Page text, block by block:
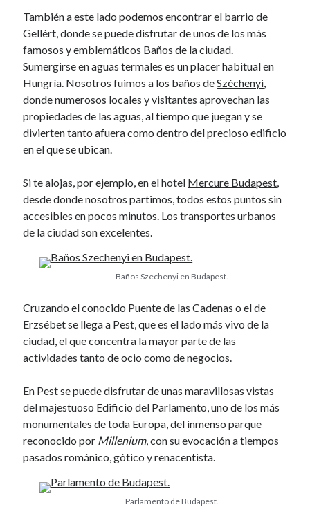
November 2015
October 2015
September 2015
May 2015
December 2014
June 2014
March 2014
February 2014
January 2014
November 2013
October 2013
September 2013
August 2013
July 2013
June 2013
April 2013
March 2013
February 2013
January 2013
November 2012
October 2012
September 2012
August 2012
July 2012
May 2012
También a este lado podemos encontrar el barrio de
Gellért, donde se puede disfrutar de unos de los más
famosos y emblemáticos Baños de la ciudad.
Sumergirse en aguas termales es un placer habitual en
Hungría. Nosotros fuimos a los baños deSzéchenyi,
donde numerosos locales y visitantes aprovechan las
propiedades de las aguas, al tiempo que juegan y se
divierten tanto afuera como dentro del precioso edificio
en el que se ubican.
Si te alojas, por ejemplo, en el hotel Mercure Budapest,
desde donde nosotros partimos, todos estos puntos sin
accesibles en pocos minutos. Los transportes urbanos
de la ciudad son excelentes.
Baños Szechenyi en Budapest.
Cruzando el conocido Puente de las Cadenas o el de
Erzsébet se llega a Pest, que es el lado más vivo de la
ciudad, el que concentra la mayor parte de las
actividades tanto de ocio como de negocios.
En Pest se puede disfrutar de unas maravillosas vistas
del majestuoso Edificio del Parlamento, uno de los más
monumentales de toda Europa, del inmenso parque
reconocido por Millenium, con su evocación a tiempos
pasados románico, gótico y renacentista.
Parlamento de Budapest.